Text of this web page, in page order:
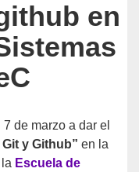
en
de marzo a dar el
y Github” en la
Escuela de